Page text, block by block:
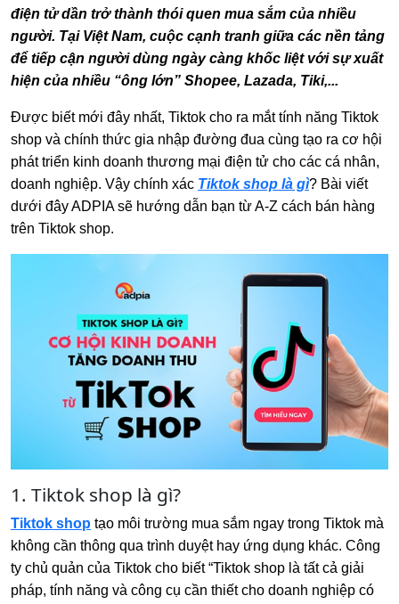
điện tử dần trở thành thói quen mua sắm của nhiều
người. Tại Việt Nam, cuộc cạnh tranh giữa các nền tảng
để tiếp cận người dùng ngày càng khốc liệt với sự xuất
hiện của nhiều “ông lớn” Shopee, Lazada, Tiki,...
Được biết mới đây nhất, Tiktok cho ra mắt tính năng Tiktok
shop và chính thức gia nhập đường đua cùng tạo ra cơ hội
phát triển kinh doanh thương mại điện tử cho các cá nhân,
doanh nghiệp. Vậy chính xác Tiktok shop là gì? Bài viết
dưới đây ADPIA sẽ hướng dẫn bạn từ A-Z cách bán hàng
trên Tiktok shop.
1. Tiktok shop là gì?
Tiktok shop tạo môi trường mua sắm ngay trong Tiktok mà
không cần thông qua trình duyệt hay ứng dụng khác. Công
ty chủ quản của Tiktok cho biết “Tiktok shop là tất cả giải
pháp, tính năng và công cụ cần thiết cho doanh nghiệp có